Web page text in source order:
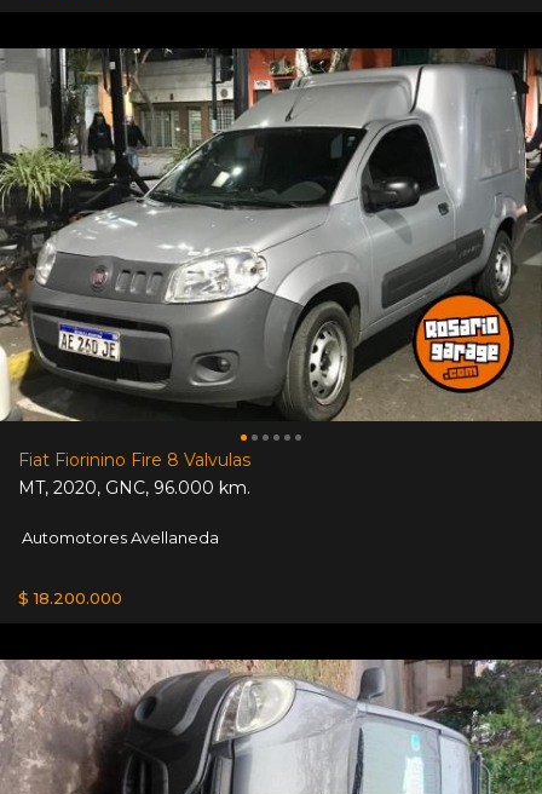
Fiat Fiorinino Fire 8 Valvulas
MT, 2020, GNC, 96.000 km.
Automotores Avellaneda
$ 18.200.000